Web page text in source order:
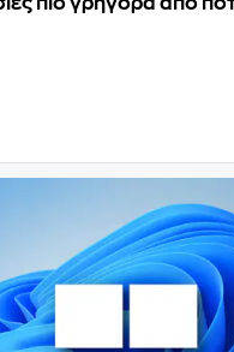
πιο γρήγορα από